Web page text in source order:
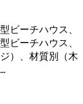
ビーチハウス、
ビーチハウス、
）、材質別（木
...